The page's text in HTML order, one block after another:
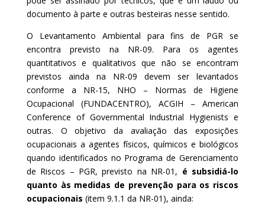
documento à parte e outras besteiras nesse sentido.
O Levantamento Ambiental para fins de PGR se
encontra previsto na NR-09. Para os agentes
quantitativos e qualitativos que não se encontram
previstos ainda na NR-09 devem ser levantados
conforme a NR-15, NHO – Normas de Higiene
Ocupacional (FUNDACENTRO), ACGIH – American
Conference of Governmental Industrial Hygienists e
outras. O objetivo da avaliação das exposições
ocupacionais a agentes físicos, químicos e biológicos
quando identificados no Programa de Gerenciamento
de Riscos – PGR, previsto na NR-01, é subsidiá-lo
quanto às medidas de prevenção para os riscos
ocupacionais (item 9.1.1 da NR-01), ainda: